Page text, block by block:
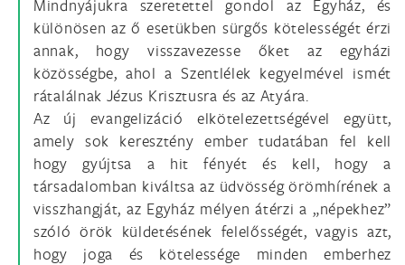
Mindnyájukra szeretettel gondol az Egyház, és
különösen az ő esetükben sürgős kötelességét érzi
annak, hogy visszavezesse őket az egyházi
közösségbe, ahol a Szentlélek kegyelmével ismét
rátalálnak Jézus Krisztusra és az Atyára.
Az új evangelizáció elkötelezettségével együtt,
amely sok keresztény ember tudatában fel kell
hogy gyújtsa a hit fényét és kell, hogy a
társadalomban kiváltsa az üdvösség örömhírének a
visszhangját, az Egyház mélyen átérzi a „népekhez”
szóló örök küldetésének felelősségét, vagyis azt,
hogy joga és kötelessége minden emberhez